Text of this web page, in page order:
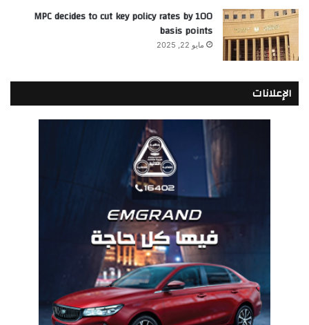
MPC decides to cut key policy rates by 100
basis points
مايو 22, 2025
الإعلانات